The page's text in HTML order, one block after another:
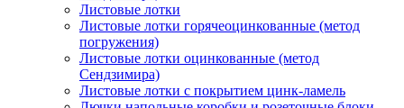
Листовые лотки
Листовые лотки горячеоцинкованные (метод
погружения)
Листовые лотки оцинкованные (метод
Сендзимира)
Листовые лотки с покрытием цинк-ламель